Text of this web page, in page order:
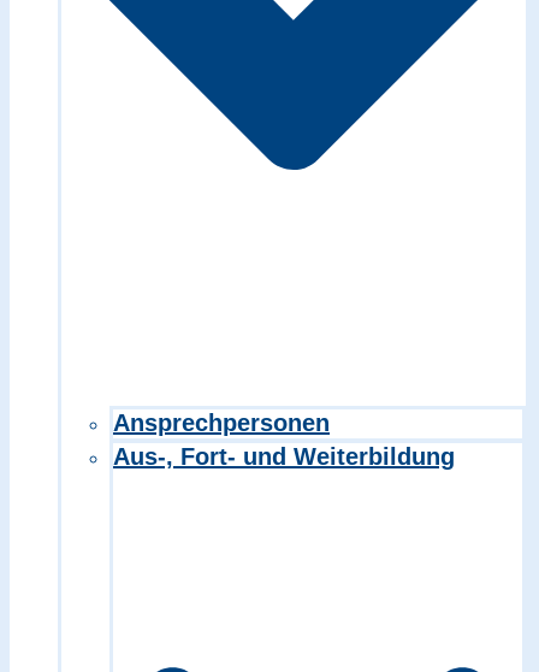
Ansprechpersonen
Aus-, Fort- und Weiterbildung